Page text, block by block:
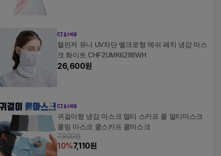
챌린저 유니 UV차단 벨크로형 메쉬 패치 냉감 마스
크 화이트 CHF2UMK6288WH
26,600원
귀걸이형 냉감 마스크 멀티 스카프 쿨 멀티마스크
쿨링 마스크 쿨스카프 쿨마스크
7,900원
10%7,110원